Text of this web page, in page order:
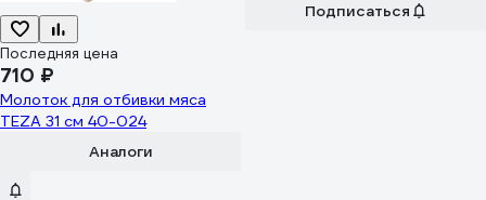
Последняя цена
710 ₽
Молоток для отбивки мяса
TEZA 31 см 40-024
Аналоги
Подписаться